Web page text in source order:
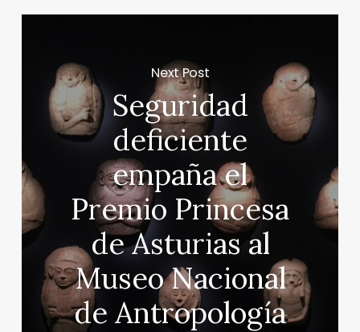
Next Post
Seguridad
deficiente
empaña el
Premio Princesa
de Asturias al
Museo Nacional
de Antropología